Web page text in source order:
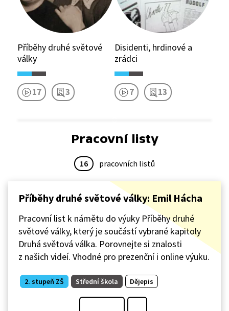
Příběhy druhé světové
války
17 3
Disidenti, hrdinové a
zrádci
7 13
Pracovní listy
16 pracovních listů
Příběhy druhé světové války: Emil Hácha
Pracovní list k námětu do výuky Příběhy druhé
světové války, který je součástí vybrané kapitoly
Druhá světová válka. Porovnejte si znalosti
z našich videí. Vhodné pro prezenční i online výuku.
2. stupeň ZŠ Střední škola Dějepis